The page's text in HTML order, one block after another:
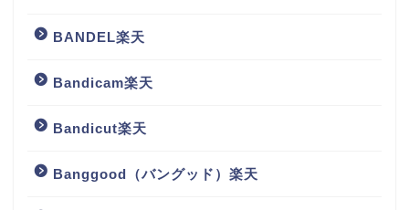
BANDEL楽天
Bandicam楽天
Bandicut楽天
Banggood（バングッド）楽天